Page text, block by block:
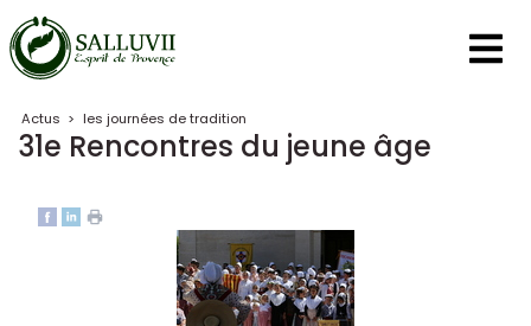
Panneau de gestion des cookies
Actus > les journées de tradition
31e Rencontres du jeune âge